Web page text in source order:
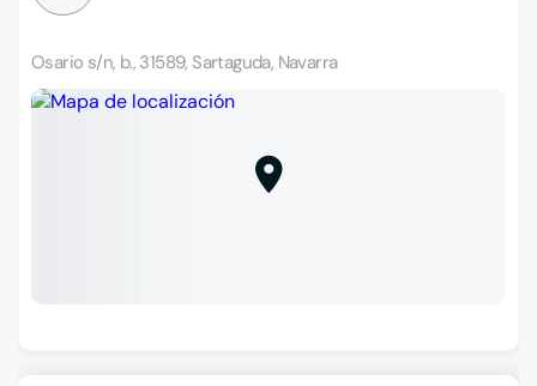
Osario s/n, b., 31589, Sartaguda, Navarra